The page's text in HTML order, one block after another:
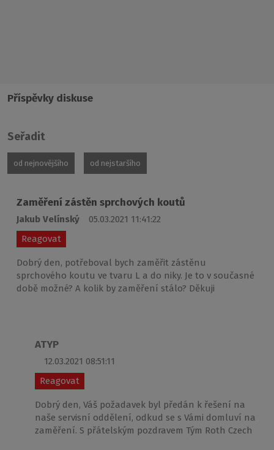
Příspěvky diskuse
Seřadit
od nejnovějšího od nejstaršího
Zaměření zástěn sprchových koutů
Jakub Velínský
05.03.2021 11:41:22
Reagovat
Dobrý den, potřeboval bych zaměřit zástěnu
sprchového koutu ve tvaru L a do niky. Je to v současné
době možné? A kolik by zaměření stálo? Děkuji
ATYP
12.03.2021 08:51:11
Reagovat
Dobrý den, Váš požadavek byl předán k řešení na
naše servisní oddělení, odkud se s Vámi domluví na
zaměření. S přátelským pozdravem Tým Roth Czech